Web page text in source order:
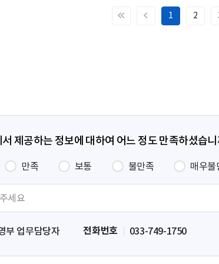
처
이
1 2
제공하는 정보에 대하여 어느 정도 만족하셨습
만족 보통 불만족 매우불
부 업무담당자 전화번호 033-749-1750